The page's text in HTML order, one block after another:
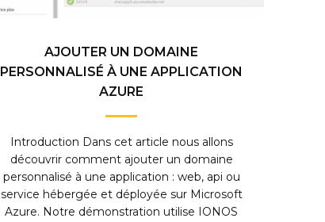
AJOUTER UN DOMAINE
PERSONNALISÉ À UNE APPLICATION
AZURE
Introduction Dans cet article nous allons
découvrir comment ajouter un domaine
personnalisé à une application : web, api ou
service hébergée et déployée sur Microsoft
Azure. Notre démonstration utilise IONOS